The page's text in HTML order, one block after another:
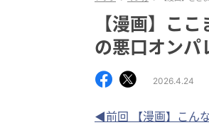
【漫画】こ
の悪口オンパ
2026.4.24
◀前回 【漫画】こん